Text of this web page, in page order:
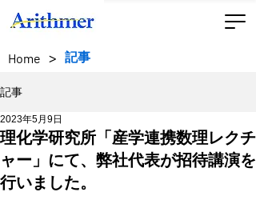
Home > 記事
記事
理化学研究所「産学連携数理レクチ
ャー」にて、弊社代表が招待講演を
行いました。
2023年5月9日